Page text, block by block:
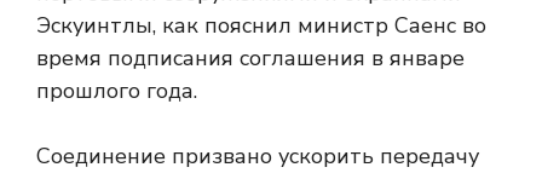
Эскуинтлы, как пояснил министр Саенс во
время подписания соглашения в январе
прошлого года.
Соединение призвано ускорить передачу